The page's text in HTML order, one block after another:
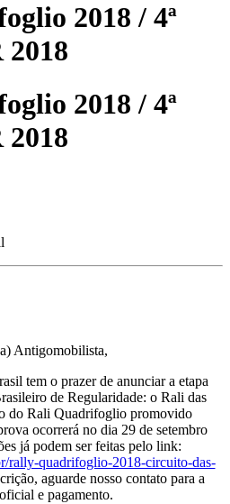
2018 / 4ª
2018 / 4ª
Antigomobilista,
tem o prazer de anunciar a etapa
de Regularidade: o Rali das
do Rali Quadrifoglio promovido
ocorrerá no dia 29 de setembro
já podem ser feitas pelo link:
rally-quadrifoglio-2018-circuito-das-
aguarde nosso contato para a
e pagamento.